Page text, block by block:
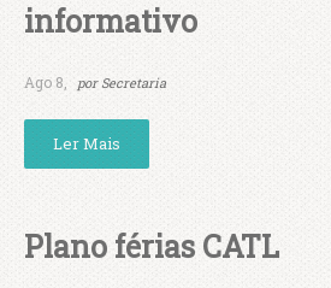
informativo
Ago 8, por Secretaria
Ler Mais
Plano férias CATL